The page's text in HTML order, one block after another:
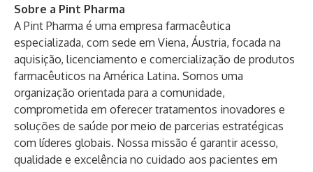
Sobre a Pint Pharma
A Pint Pharma é uma empresa farmacêutica
especializada, com sede em Viena, Áustria, focada na
aquisição, licenciamento e comercialização de produtos
farmacêuticos na América Latina. Somos uma
organização orientada para a comunidade,
comprometida em oferecer tratamentos inovadores e
soluções de saúde por meio de parcerias estratégicas
com líderes globais. Nossa missão é garantir acesso,
qualidade e excelência no cuidado aos pacientes em